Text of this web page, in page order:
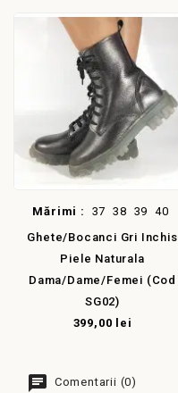
Mărimi : 37 38 39 40
Ghete/Bocanci Gri Inchis
Piele Naturala
Dama/dame/femei (cod
SG02)
399,00 lei
Comentarii (0)